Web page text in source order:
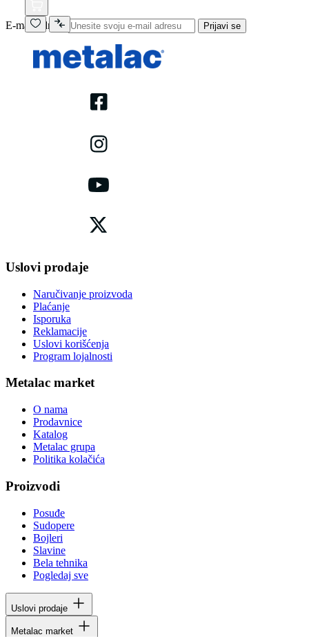
E-mail adresa Prijavi se
Uslovi prodaje
Naručivanje proizvoda
Plaćanje
Isporuka
Reklamacije
Uslovi korišćenja
Program lojalnosti
Metalac market
O nama
Prodavnice
Katalog
Metalac grupa
Politika kolačića
Proizvodi
Posuđe
Sudopere
Bojleri
Slavine
Bela tehnika
Pogledaj sve
Uslovi prodaje
Metalac market